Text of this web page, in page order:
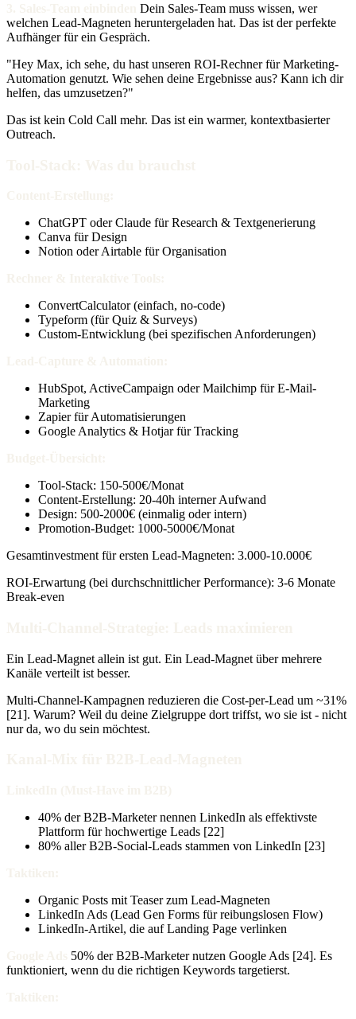
Dein Sales-Team muss wissen, wer
welchen Lead-Magneten heruntergeladen hat. Das ist der perfekte
Aufhänger für ein Gespräch.
"Hey Max, ich sehe, du hast unseren ROI-Rechner für Marketing-
Automation genutzt. Wie sehen deine Ergebnisse aus? Kann ich dir
helfen, das umzusetzen?"
Das ist kein Cold Call mehr. Das ist ein warmer, kontextbasierter
Outreach.
ChatGPT oder Claude für Research & Textgenerierung
Canva für Design
Notion oder Airtable für Organisation
ConvertCalculator (einfach, no-code)
Typeform (für Quiz & Surveys)
Custom-Entwicklung (bei spezifischen Anforderungen)
HubSpot, ActiveCampaign oder Mailchimp für E-Mail-
Marketing
Zapier für Automatisierungen
Google Analytics & Hotjar für Tracking
Tool-Stack: 150-500€/Monat
Content-Erstellung: 20-40h interner Aufwand
Design: 500-2000€ (einmalig oder intern)
Promotion-Budget: 1000-5000€/Monat
Gesamtinvestment für ersten Lead-Magneten: 3.000-10.000€
ROI-Erwartung (bei durchschnittlicher Performance): 3-6 Monate
Break-even
Ein Lead-Magnet allein ist gut. Ein Lead-Magnet über mehrere
Kanäle verteilt ist besser.
Multi-Channel-Kampagnen reduzieren die Cost-per-Lead um ~31%
[21]. Warum? Weil du deine Zielgruppe dort triffst, wo sie ist - nicht
nur da, wo du sein möchtest.
40% der B2B-Marketer nennen LinkedIn als effektivste
Plattform für hochwertige Leads [22]
80% aller B2B-Social-Leads stammen von LinkedIn [23]
Organic Posts mit Teaser zum Lead-Magneten
LinkedIn Ads (Lead Gen Forms für reibungslosen Flow)
LinkedIn-Artikel, die auf Landing Page verlinken
50% der B2B-Marketer nutzen Google Ads [24]. Es
funktioniert, wenn du die richtigen Keywords targetierst.